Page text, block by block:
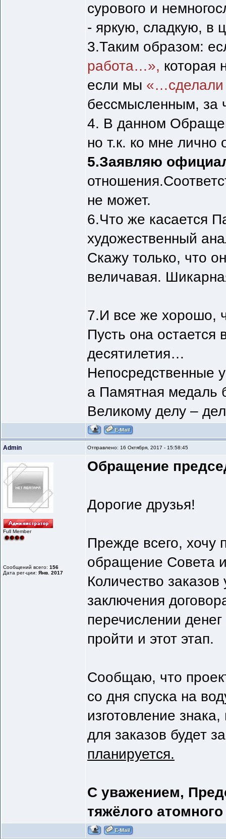
сурового и
- яркую, сладкую, в
3.Таким образом:
работа…», которая
если мы «…сделали
бессмысленным, за
4. В данном
но т.к. ко мне лично
5.Заявляю
не может.
6.Что же касается
художественный
Скажу только, что
величавая.
7.И все же хорошо,
Пусть она остается
десятилетия…
Непосредственные
а Памятная медаль
Великому делу –
Admin Отправлено: 16 Октября, 2017 - 15:58:45
Full Member
Сообщений всего: 156
Дата рег-ции: Янв. 2017
Обращение
Дорогие друзья!
Прежде всего, хочу
обращение Совета
Количество
заключения
перечислении
пройти и этот этап.
Сообщаю, что
со дня спуска на
изготовление
для заказов будет
планируется.
С уважением,
тяжёлого